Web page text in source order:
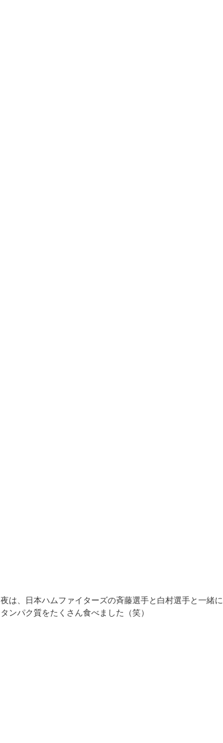
夜は、日本ハムファイターズの斉藤選手と白村選手と一緒に
タンパク質をたくさん食べました（笑）